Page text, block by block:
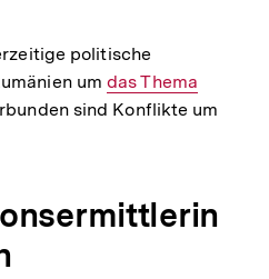
politische
umInterner
Link:
das Thema
sind Konflikte um